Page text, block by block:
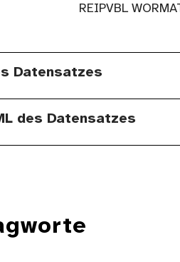
REIPVBL
Datensatzes
des Datensatzes